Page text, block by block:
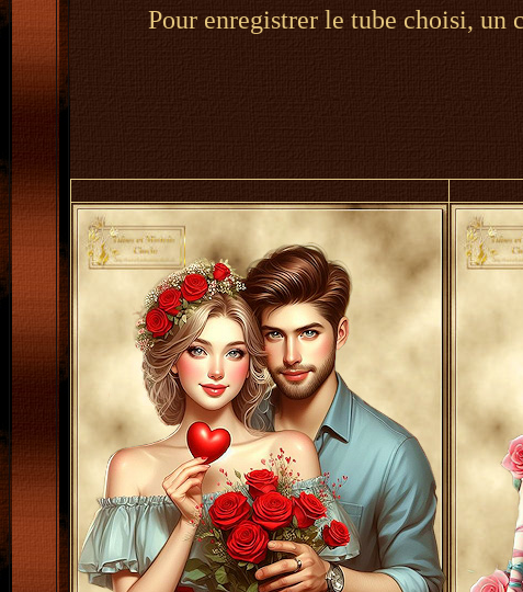
Pour enregistrer le tube choisi, un